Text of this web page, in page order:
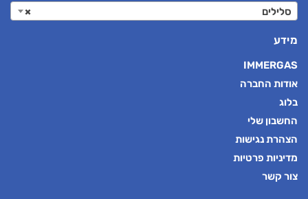
× סלילים
מידע
IMMERGAS
אודות החברה
בלוג
החשבון שלי
הצהרת נגישות
מדיניות פרטיות
צור קשר